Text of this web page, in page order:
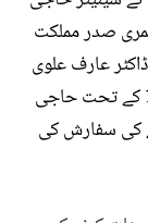
صدر مملکت
عارف علوی
کو بھیجی گئی سمری میں آئین کے آرٹیکل 101 کے تحت حاجی
کی سفارش کی